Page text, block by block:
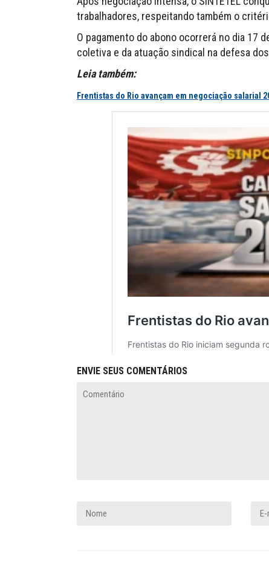
trabalhadores, respeitando também o
O pagamento do abono ocorrerá no dia 17
coletiva e da atuação sindical na defesa
Leia também:
Frentistas do Rio avançam em negociação salarial
ENVIE SEUS COMENTÁRIOS